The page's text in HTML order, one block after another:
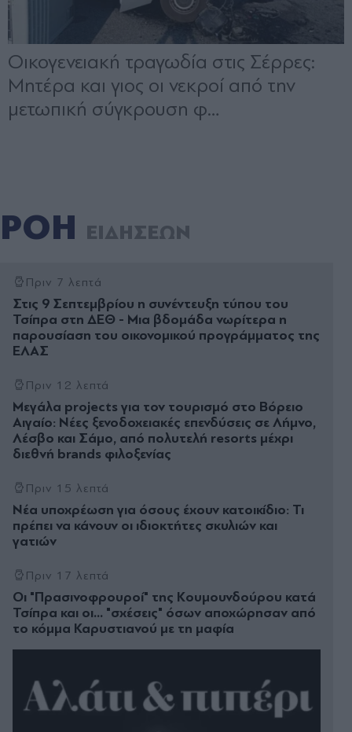
ΡΟΗ ΕΙΔΗΣΕΩΝ
Πριν 7 λεπτά
Στις 9 Σεπτεμβρίου η συνέντευξη τύπου του
Τσίπρα στη ΔΕΘ - Μια βδομάδα νωρίτερα η
παρουσίαση του οικονομικού προγράμματος της
ΕΛΑΣ
Πριν 12 λεπτά
Μεγάλα projects για τον τουρισμό στο Βόρειο
Αιγαίο: Νέες ξενοδοχειακές επενδύσεις σε Λήμνο,
Λέσβο και Σάμο, από πολυτελή resorts μέχρι
διεθνή brands φιλοξενίας
Πριν 15 λεπτά
Νέα υποχρέωση για όσους έχουν κατοικίδιο: Τι
πρέπει να κάνουν οι ιδιοκτήτες σκυλιών και
γατιών
Πριν 17 λεπτά
Οι "Πρασινοφρουροί" της Κουµουνδούρου κατά
Τσίπρα και οι... "σχέσεις" όσων αποχώρησαν από
το κόμμα Καρυστιανού με τη μαφία